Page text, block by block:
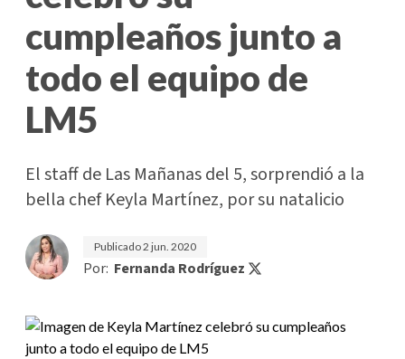
cumpleaños junto a
todo el equipo de
LM5
El staff de Las Mañanas del 5, sorprendió a la
bella chef Keyla Martínez, por su natalicio
Publicado2 jun. 2020
Por: Fernanda Rodríguez